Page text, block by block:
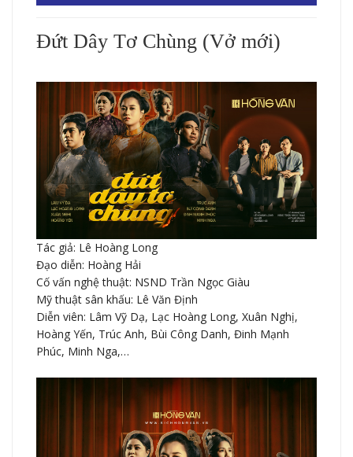
Đứt Dây Tơ Chùng (Vở mới)
Tác giả: Lê Hoàng Long
Đạo diễn: Hoàng Hải
Cố vấn nghệ thuật: NSND Trần Ngọc Giàu
Mỹ thuật sân khấu: Lê Văn Định
Diễn viên: Lâm Vỹ Dạ, Lạc Hoàng Long, Xuân Nghị,
Hoàng Yến, Trúc Anh, Bùi Công Danh, Đinh Mạnh
Phúc, Minh Nga,…